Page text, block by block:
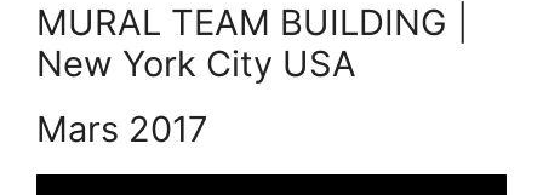
MURAL TEAM BUILDING |
New York City USA
Mars 2017